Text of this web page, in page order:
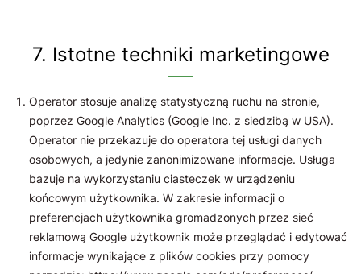
7. Istotne techniki marketingowe
Operator stosuje analizę statystyczną ruchu na stronie,
poprzez Google Analytics (Google Inc. z siedzibą w USA).
Operator nie przekazuje do operatora tej usługi danych
osobowych, a jedynie zanonimizowane informacje. Usługa
bazuje na wykorzystaniu ciasteczek w urządzeniu
końcowym użytkownika. W zakresie informacji o
preferencjach użytkownika gromadzonych przez sieć
reklamową Google użytkownik może przeglądać i edytować
informacje wynikające z plików cookies przy pomocy